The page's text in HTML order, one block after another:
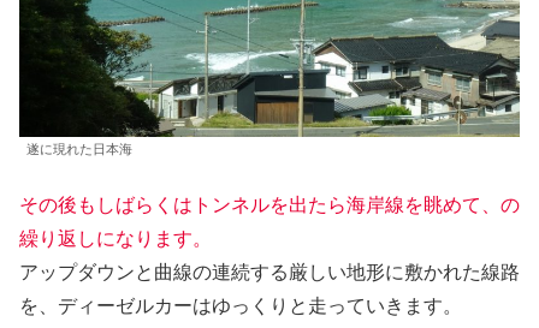
遂に現れた日本海
その後もしばらくはトンネルを出たら海岸線を眺めて、の
繰り返しになります。
アップダウンと曲線の連続する厳しい地形に敷かれた線路
を、ディーゼルカーはゆっくりと走っていきます。